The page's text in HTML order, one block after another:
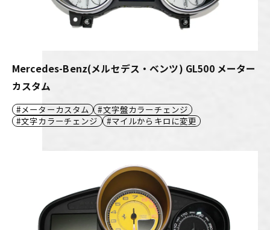
Mercedes-Benz(メルセデス・ベンツ) GL500 メーター
カスタム
メーターカスタム
文字盤カラーチェンジ
文字カラーチェンジ
マイルからキロに変更